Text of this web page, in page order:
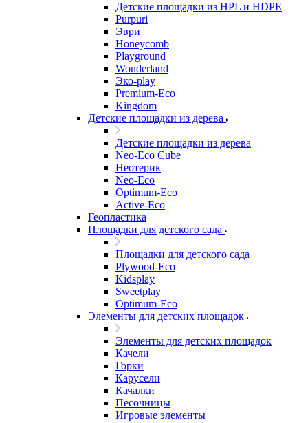
Детские площадки из HPL и HDPE
Purpuri
Эври
Honeycomb
Playground
Wonderland
Эко-play
Premium-Eco
Kingdom
Детские площадки из дерева
Детские площадки из дерева
Neo-Eco Cube
Неотерик
Neo-Eco
Оptimum-Еco
Active-Eco
Геопластика
Площадки для детского сада
Площадки для детского сада
Plywood-Eco
Kidsplay
Sweetplay
Оptimum-Еco
Элементы для детских площадок
Элементы для детских площадок
Качели
Горки
Карусели
Качалки
Песочницы
Игровые элементы